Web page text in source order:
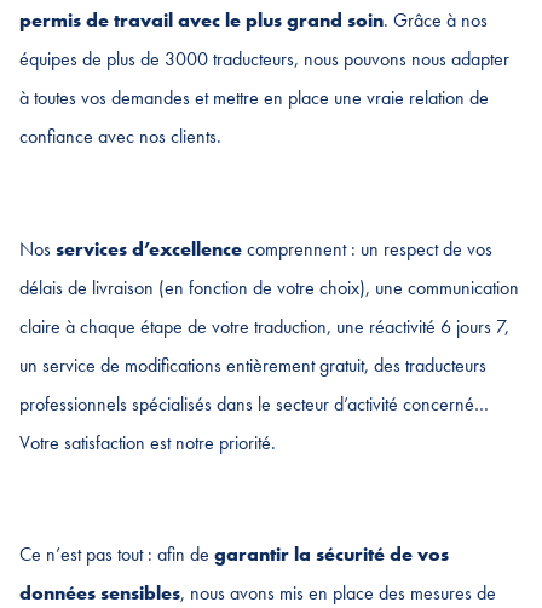
permis de travail avec le plus grand soin. Grâce à nos
équipes de plus de 3000 traducteurs, nous pouvons nous adapter
à toutes vos demandes et mettre en place une vraie relation de
confiance avec nos clients.
Nosservices d’excellencecomprennent : un respect de vos
délais de livraison (en fonction de votre choix), une communication
claire à chaque étape de votre traduction, une réactivité 6 jours 7,
un service de modifications entièrement gratuit, des traducteurs
professionnels spécialisés dans le secteur d’activité concerné…
Votre satisfaction est notre priorité.
Ce n’est pas tout : afin de garantir la sécurité de vos
données sensibles, nous avons mis en place des mesures de